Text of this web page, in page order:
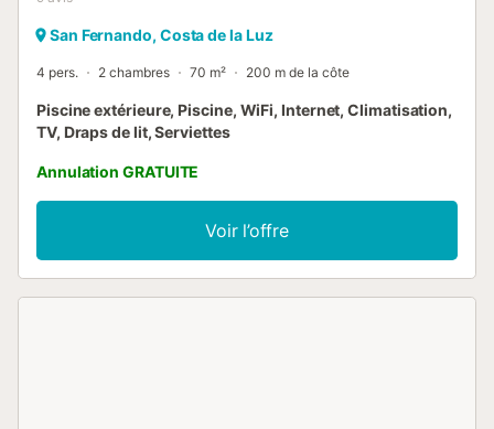
San Fernando, Costa de la Luz
4 pers. 2 chambres 70 m² 200 m de la côte
Piscine extérieure, Piscine, WiFi, Internet, Climatisation,
TV, Draps de lit, Serviettes
Annulation GRATUITE
Voir l’offre